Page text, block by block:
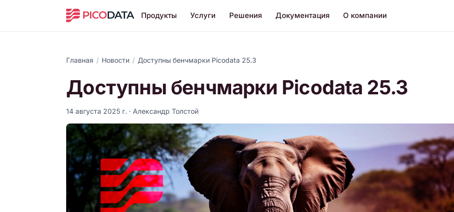
Продукты Услуги Решения Документация О компании
Главная / Новости / Доступны бенчмарки Picodata 25.3
Доступны бенчмарки Picodata 25.3
14 августа 2025 г. · Александр Толстой